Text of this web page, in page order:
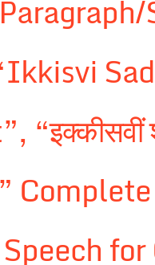
“इक्कीसवीं
Complete